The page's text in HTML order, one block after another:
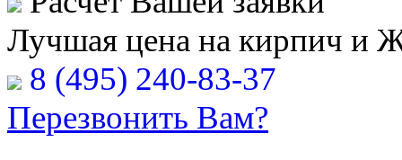
Лучшая цена на кирпич и
8 (495) 240-83-37
Перезвонить Вам?